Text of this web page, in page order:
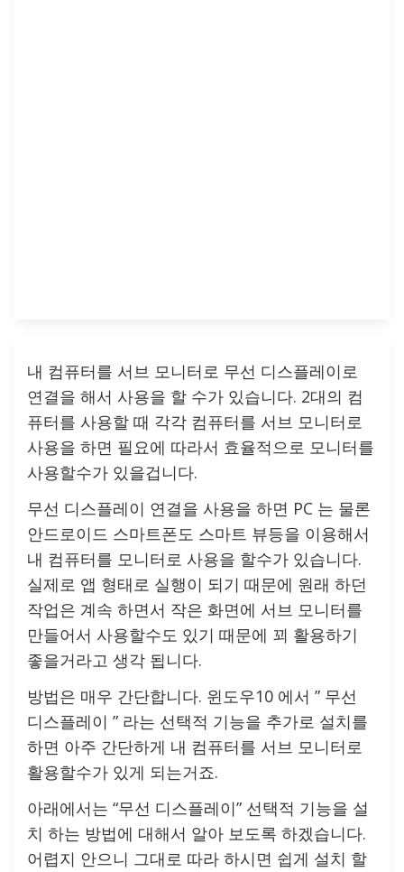
내 컴퓨터를 서브 모니터로 무선 디스플레이로
연결을 해서 사용을 할 수가 있습니다. 2대의 컴
퓨터를 사용할 때 각각 컴퓨터를 서브 모니터로
사용을 하면 필요에 따라서 효율적으로 모니터를
사용할수가 있을겁니다.
무선 디스플레이 연결을 사용을 하면 PC 는 물론
안드로이드 스마트폰도 스마트 뷰등을 이용해서
내 컴퓨터를 모니터로 사용을 할수가 있습니다.
실제로 앱 형태로 실행이 되기 때문에 원래 하던
작업은 계속 하면서 작은 화면에 서브 모니터를
만들어서 사용할수도 있기 때문에 꾀 활용하기
좋을거라고 생각 됩니다.
방법은 매우 간단합니다. 윈도우10 에서 ” 무선
디스플레이 ” 라는 선택적 기능을 추가로 설치를
하면 아주 간단하게 내 컴퓨터를 서브 모니터로
활용할수가 있게 되는거죠.
아래에서는 “무선 디스플레이” 선택적 기능을 설
치 하는 방법에 대해서 알아 보도록 하겠습니다.
어렵지 안으니 그대로 따라 하시면 쉽게 설치 할